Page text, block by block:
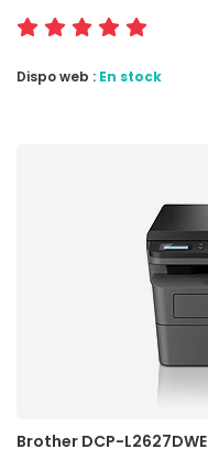
Dispo web : En stock
Brother DCP-L2627DWE